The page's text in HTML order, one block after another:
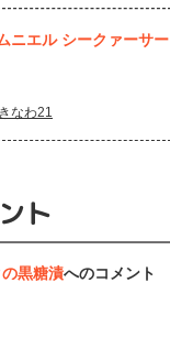
ニエル シークァーサー
なわ21
ト
黒糖漬へのコメント